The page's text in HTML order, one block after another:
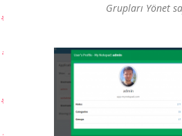
Grupları Yönet